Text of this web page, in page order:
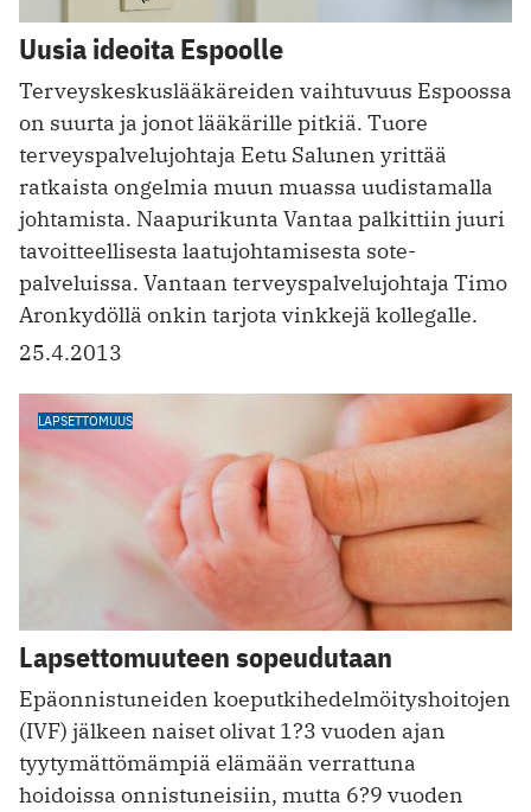
Uusia ideoita Espoolle
Terveyskeskuslääkäreiden vaihtuvuus Espoossa
on suurta ja jonot lääkärille pitkiä. Tuore
terveyspalvelujohtaja Eetu Salunen yrittää
ratkaista ongelmia muun muassa uudistamalla
johtamista. Naapurikunta Vantaa palkittiin juuri
tavoitteellisesta laatujohtamisesta sote-
palveluissa. Vantaan terveyspalvelujohtaja Timo
Aronkydöllä onkin tarjota vinkkejä kollegalle.
25.4.2013
LAPSETTOMUUS
Lapsettomuuteen sopeudutaan
Epäonnistuneiden koeputkihedelmöityshoitojen
(IVF) jälkeen naiset olivat 1?3 vuoden ajan
tyytymättömämpiä elämään verrattuna
hoidoissa onnistuneisiin, mutta 6?9 vuoden